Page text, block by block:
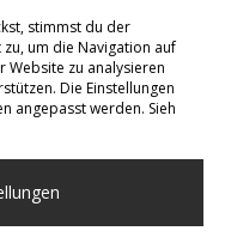
stimmst du der
um die Navigation auf
Website zu analysieren
Die Einstellungen
angepasst werden. Sieh